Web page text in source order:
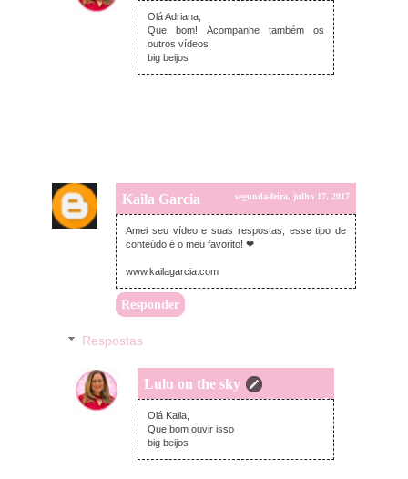
terça-feira, julho 18, 2017
Olá Adriana,
Que bom! Acompanhe também os
outros vídeos
big beijos
Kaila Garcia segunda-feira, julho 17, 2017
Amei seu vídeo e suas respostas, esse tipo de
conteúdo é o meu favorito! ❤
www.kailagarcia.com
Responder
Respostas
Lulu on the sky
terça-feira, julho 18, 2017
Olá Kaila,
Que bom ouvir isso
big beijos